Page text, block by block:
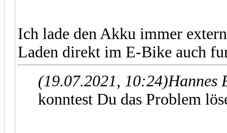
Ich lade den Akku immer
Laden direkt im E-Bike auch
(19.07.2021, 10:24)Hannes
konntest Du das Problem